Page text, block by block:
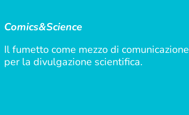
Comics&Science
Il fumetto come mezzo di comunicazione
per la divulgazione scientifica.